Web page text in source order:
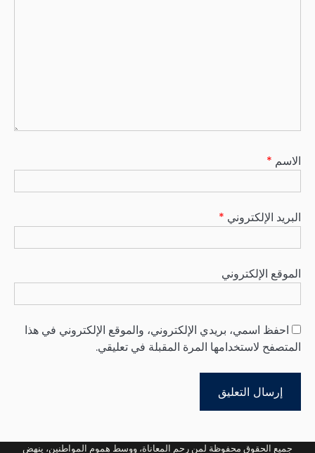
الاسم *
البريد الإلكتروني *
الموقع الإلكتروني
احفظ اسمي، بريدي الإلكتروني، والموقع الإلكتروني في هذا
المتصفح لاستخدامها المرة المقبلة في تعليقي.
جميع الحقوق محفوظة لمن رحم المعاناة، ووسط هموم المواطنين، ينهض